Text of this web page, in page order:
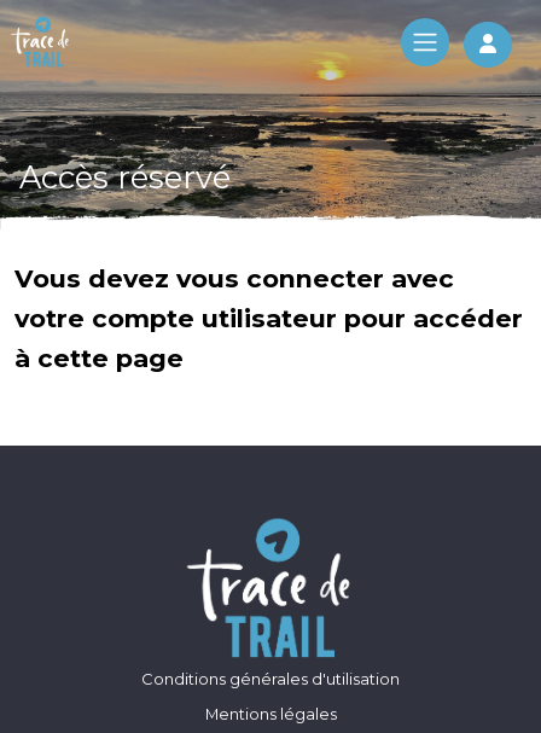
Log
Accès réservé
Vous devez vous connecter avec
votre compte utilisateur pour accéder
à cette page
Conditions générales d'utilisation
Mentions légales